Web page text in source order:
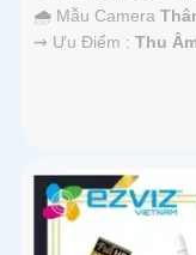
🌧️ Mẫu Camera
️⇝ Ưu Điểm : Thu